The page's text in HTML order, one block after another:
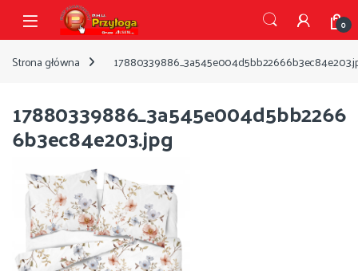
Przejdź do nawigacji
Przejdź do treści
Open 0
Strona główna
17880339886_3a545e004d5bb2266
6b3ec84e203.jpg